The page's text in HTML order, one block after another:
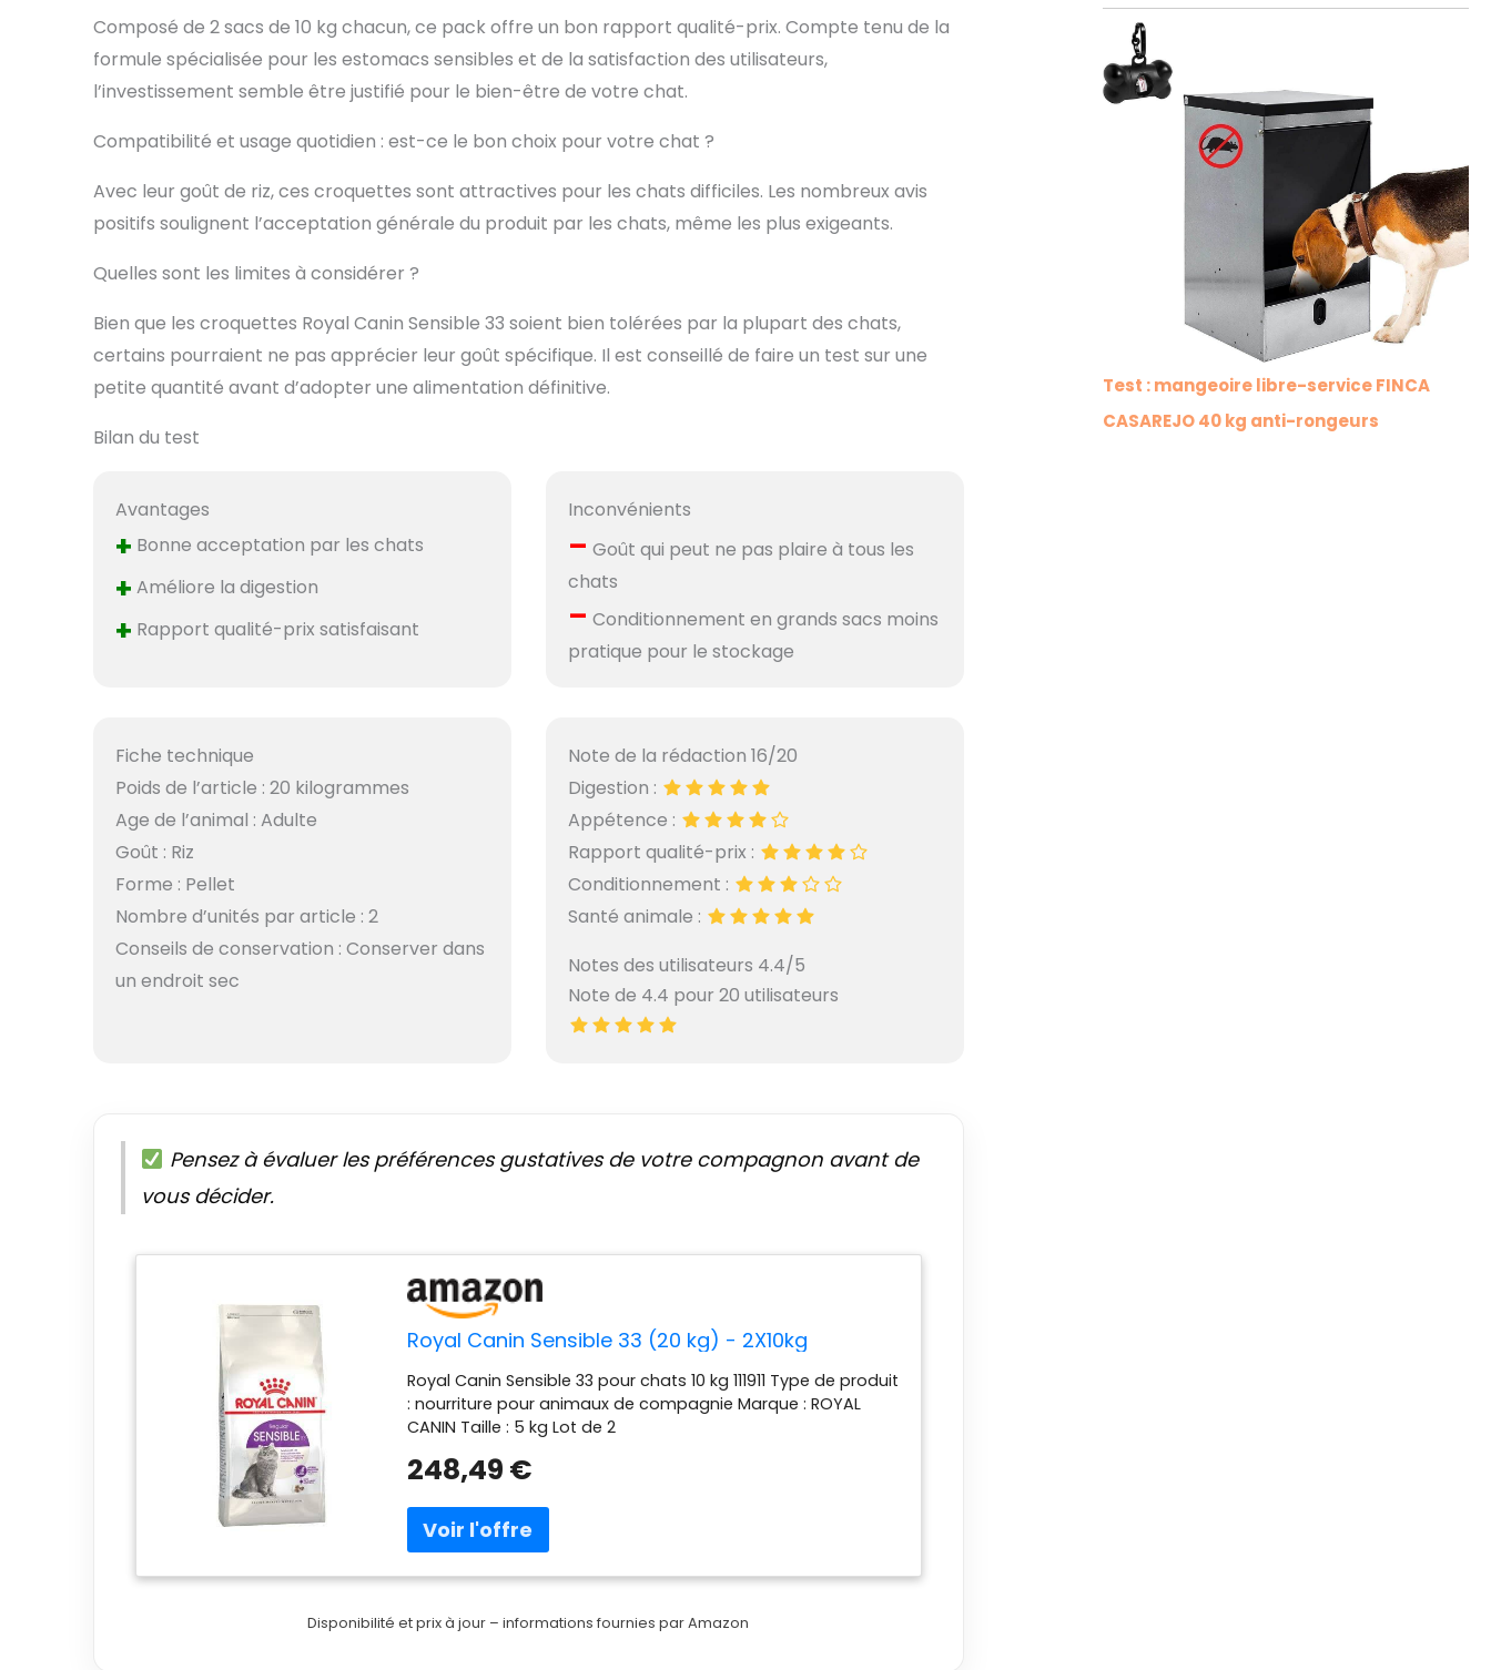
Composé de 2 sacs de 10 kg chacun, ce pack offre un bon rapport qualité-prix. Compte tenu de la
formule spécialisée pour les estomacs sensibles et de la satisfaction des utilisateurs,
l’investissement semble être justifié pour le bien-être de votre chat.
Compatibilité et usage quotidien : est-ce le bon choix pour votre chat ?
Avec leur goût de riz, ces croquettes sont attractives pour les chats difficiles. Les nombreux avis
positifs soulignent l’acceptation générale du produit par les chats, même les plus exigeants.
Quelles sont les limites à considérer ?
Bien que les croquettes Royal Canin Sensible 33 soient bien tolérées par la plupart des chats,
certains pourraient ne pas apprécier leur goût spécifique. Il est conseillé de faire un test sur une
petite quantité avant d’adopter une alimentation définitive.
Bilan du test
Avantages
+ Bonne acceptation par les chats
+ Améliore la digestion
+ Rapport qualité-prix satisfaisant
Inconvénients
– Goût qui peut ne pas plaire à tous les
chats
– Conditionnement en grands sacs moins
pratique pour le stockage
Fiche technique
Poids de l’article : 20 kilogrammes
Age de l’animal : Adulte
Goût : Riz
Forme : Pellet
Nombre d’unités par article : 2
Conseils de conservation : Conserver dans
un endroit sec
Note de la rédaction 16/20
Digestion :
Appétence :
Rapport qualité-prix :
Conditionnement :
Santé animale :
Notes des utilisateurs 4.4/5
Note de 4.4 pour 20 utilisateurs
Pensez à évaluer les préférences gustatives de votre compagnon avant de
vous décider.
Royal Canin Sensible 33 (20 kg) - 2X10kg
Royal Canin Sensible 33 pour chats 10 kg 111911 Type de produit
: nourriture pour animaux de compagnie Marque : ROYAL
CANIN Taille : 5 kg Lot de 2
248,49 €
Disponibilité et prix à jour – informations fournies par Amazon
Test : mangeoire libre-service FINCA
CASAREJO 40 kg anti-rongeurs